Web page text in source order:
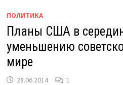
ПОЛИТИКА
Планы США в
уменьшению
мире
28.06.2014 1